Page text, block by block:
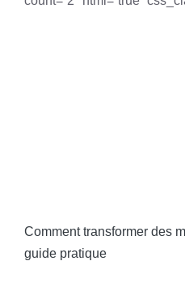
Comment transformer des
guide pratique